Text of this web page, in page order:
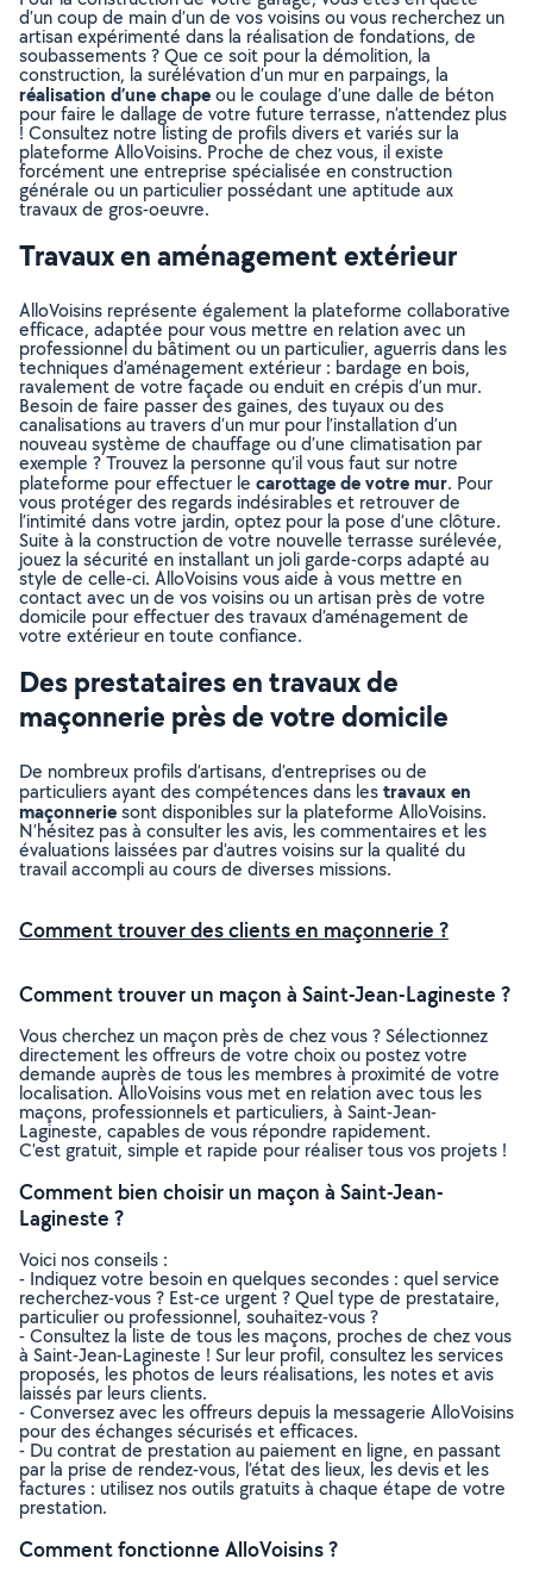
d’un coup de main d’un de vos voisins ou vous recherchez un
artisan expérimenté dans la réalisation de fondations, de
soubassements ? Que ce soit pour la démolition, la
construction, la surélévation d’un mur en parpaings, la
réalisation d’une chapeou le coulage d’une dalle de béton
pour faire le dallage de votre future terrasse, n’attendez plus
! Consultez notre listing de profils divers et variés sur la
plateforme AlloVoisins. Proche de chez vous, il existe
forcément une entreprise spécialisée en construction
générale ou un particulier possédant une aptitude aux
travaux de gros-oeuvre.
Travaux en aménagement extérieur
AlloVoisins représente également la plateforme collaborative
efficace, adaptée pour vous mettre en relation avec un
professionnel du bâtiment ou un particulier, aguerris dans les
techniques d’aménagement extérieur : bardage en bois,
ravalement de votre façade ou enduit en crépis d’un mur.
Besoin de faire passer des gaines, des tuyaux ou des
canalisations au travers d’un mur pour l’installation d’un
nouveau système de chauffage ou d’une climatisation par
exemple ? Trouvez la personne qu’il vous faut sur notre
plateforme pour effectuer le carottage de votre mur. Pour
vous protéger des regards indésirables et retrouver de
l’intimité dans votre jardin, optez pour la pose d’une clôture.
Suite à la construction de votre nouvelle terrasse surélevée,
jouez la sécurité en installant un joli garde-corps adapté au
style de celle-ci. AlloVoisins vous aide à vous mettre en
contact avec un de vos voisins ou un artisan près de votre
domicile pour effectuer des travaux d’aménagement de
votre extérieur en toute confiance.
Des prestataires en travaux de
maçonnerie près de votre domicile
De nombreux profils d’artisans, d’entreprises ou de
particuliers ayant des compétences dans lestravaux en
maçonneriesont disponibles sur la plateforme AlloVoisins.
N’hésitez pas à consulter les avis, les commentaires et les
évaluations laissées par d’autres voisins sur la qualité du
travail accompli au cours de diverses missions.
Comment trouver des clients en maçonnerie ?
Comment trouver un maçon à Saint-Jean-Lagineste ?
Vous cherchez un maçon près de chez vous ? Sélectionnez
directement les offreurs de votre choix ou postez votre
demande auprès de tous les membres à proximité de votre
localisation. AlloVoisins vous met en relation avec tous les
maçons, professionnels et particuliers, à Saint-Jean-
Lagineste, capables de vous répondre rapidement.
C’est gratuit, simple et rapide pour réaliser tous vos projets !
Comment bien choisir un maçon à Saint-Jean-
Lagineste ?
Voici nos conseils :
- Indiquez votre besoin en quelques secondes : quel service
recherchez-vous ? Est-ce urgent ? Quel type de prestataire,
particulier ou professionnel, souhaitez-vous ?
- Consultez la liste de tous les maçons, proches de chez vous
à Saint-Jean-Lagineste ! Sur leur profil, consultez les services
proposés, les photos de leurs réalisations, les notes et avis
laissés par leurs clients.
- Conversez avec les offreurs depuis la messagerie AlloVoisins
pour des échanges sécurisés et efficaces.
- Du contrat de prestation au paiement en ligne, en passant
par la prise de rendez-vous, l’état des lieux, les devis et les
factures : utilisez nos outils gratuits à chaque étape de votre
prestation.
Comment fonctionne AlloVoisins ?